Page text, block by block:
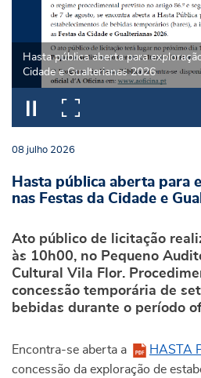
Hasta pública aberta para
Cidade e Gualterianas 2026
08 julho 2026
Hasta pública aberta para
nas Festas da Cidade e
Ato público de licitação
às 10h00, no Pequeno
Cultural Vila Flor.
concessão temporária de
bebidas durante o período
Encontra-se aberta a HASTA
concessão da exploração de